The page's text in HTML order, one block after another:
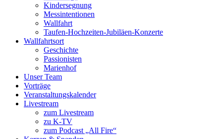
Kindersegnung
Messintentionen
Wallfahrt
Taufen-Hochzeiten-Jubiläen-Konzerte
Wallfahrtsort
Geschichte
Passionisten
Marienhof
Unser Team
Vorträge
Veranstaltungskalender
Livestream
zum Livestream
zu K-TV
zum Podcast „All Fire“